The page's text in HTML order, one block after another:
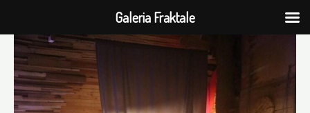
Przejdź
treści
Galeria Fraktale